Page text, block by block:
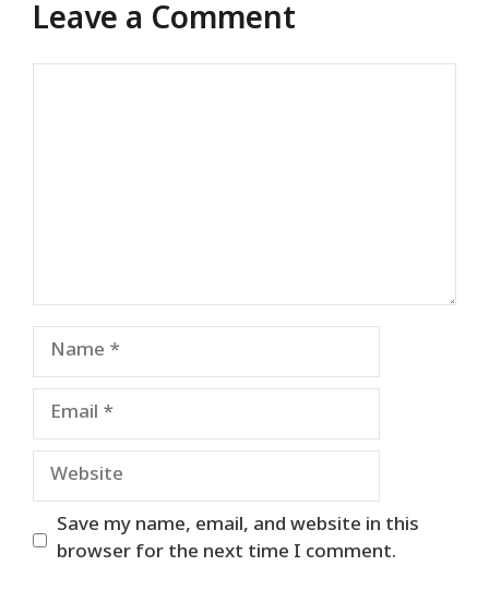
Leave a Comment
Name
Email
Website
Save my name, email, and website in this
browser for the next time I comment.